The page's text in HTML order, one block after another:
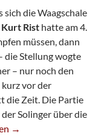
sich die Waagschale
Kurt Rist hatte am 4.
müssen, dann
die Stellung wogte
– nur noch den
vor der
die Zeit. Die Partie
der Solinger über die
Knapp Über Die
→